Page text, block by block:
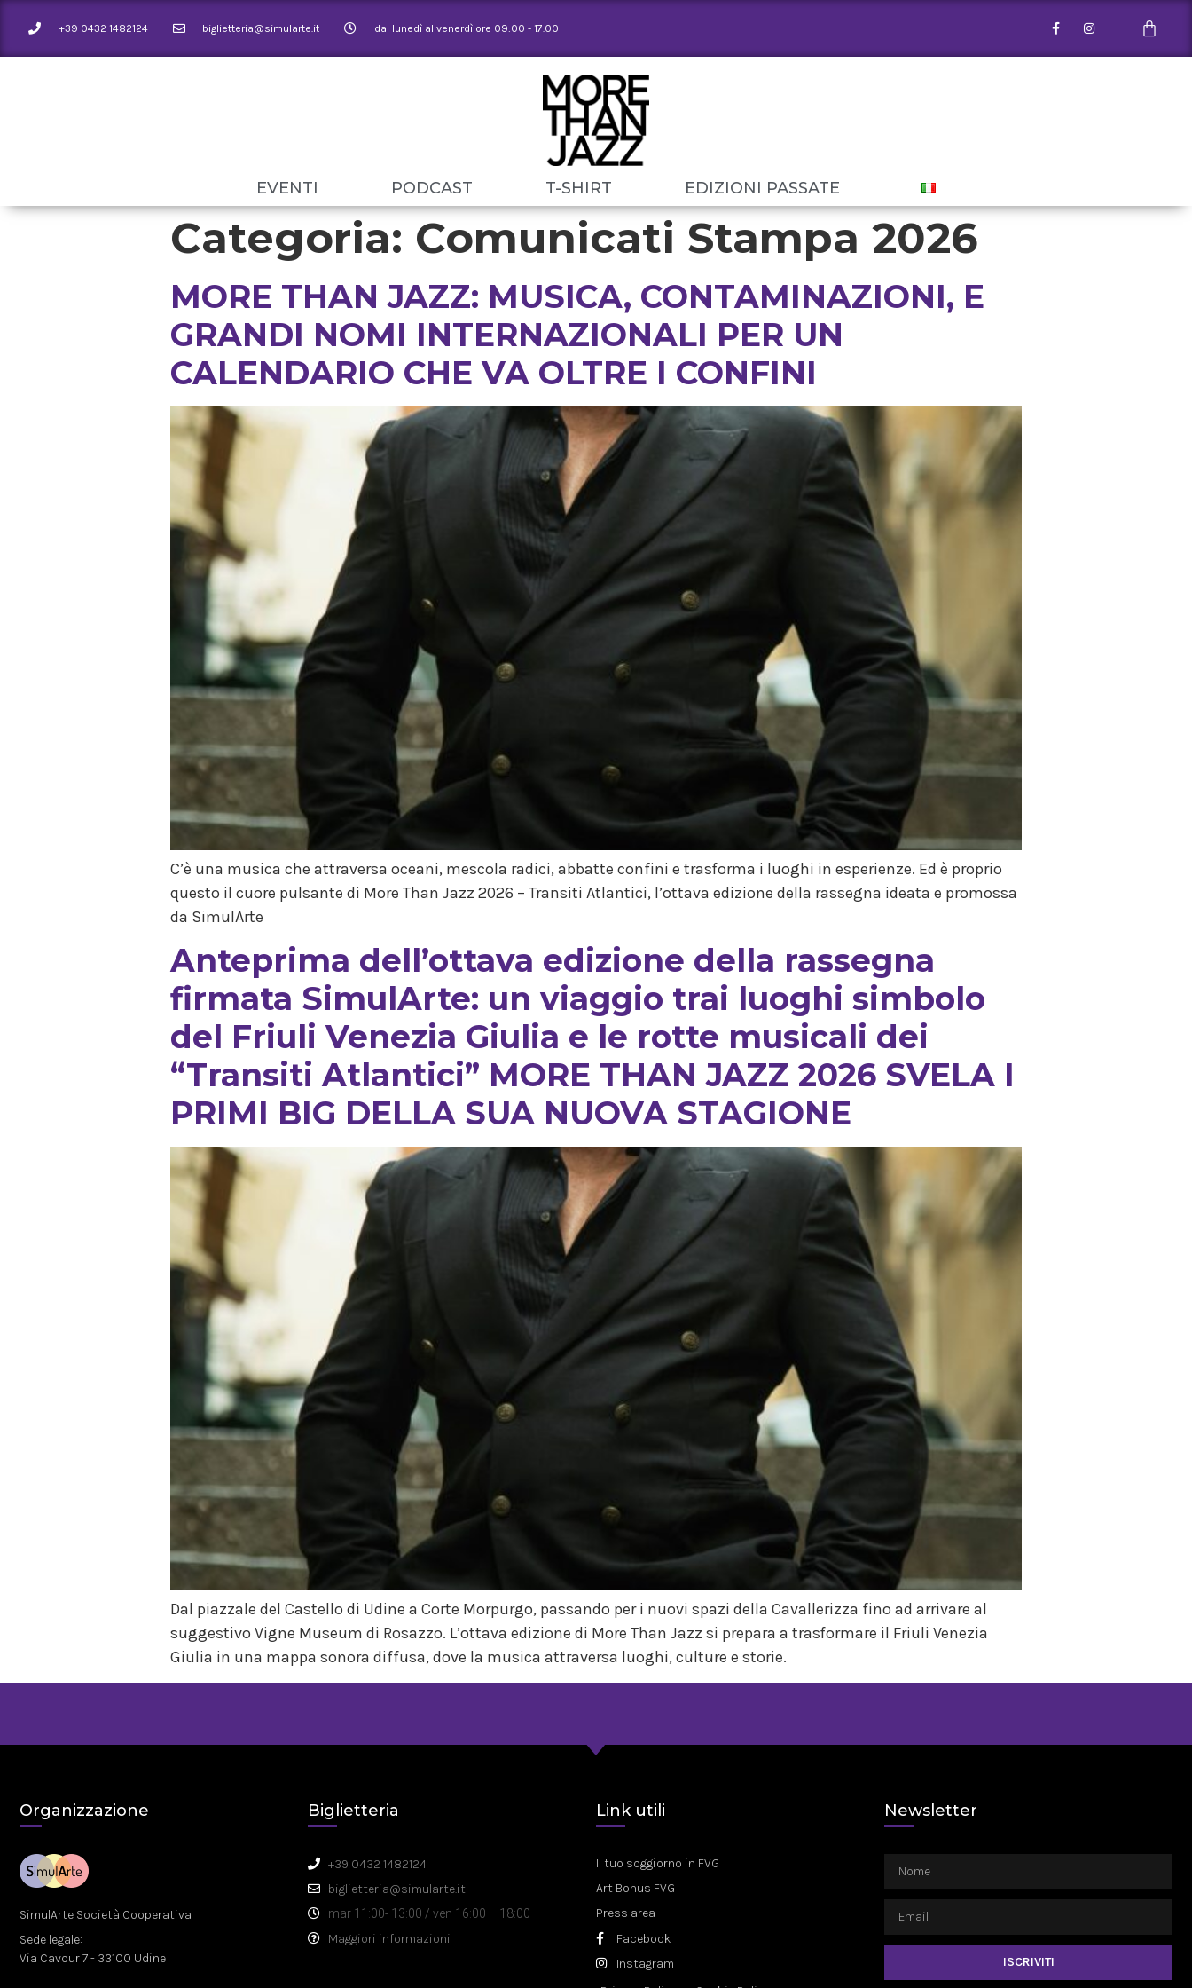
+39 0432 1482124 biglietteria@simularte.it dal lunedì al venerdì ore 09:00 - 17.00
EVENTI PODCAST T-SHIRT EDIZIONI PASSATE
Categoria: Comunicati Stampa 2026
MORE THAN JAZZ: MUSICA, CONTAMINAZIONI, E
GRANDI NOMI INTERNAZIONALI PER UN
CALENDARIO CHE VA OLTRE I CONFINI
C’è una musica che attraversa oceani, mescola radici, abbatte confini e trasforma i luoghi in esperienze. Ed è proprio
questo il cuore pulsante di More Than Jazz 2026 – Transiti Atlantici, l’ottava edizione della rassegna ideata e promossa
da SimulArte
Anteprima dell’ottava edizione della rassegna
firmata SimulArte: un viaggio trai luoghi simbolo
del Friuli Venezia Giulia e le rotte musicali dei
“Transiti Atlantici” MORE THAN JAZZ 2026 SVELA I
PRIMI BIG DELLA SUA NUOVA STAGIONE
Dal piazzale del Castello di Udine a Corte Morpurgo, passando per i nuovi spazi della Cavallerizza fino ad arrivare al
suggestivo Vigne Museum di Rosazzo. L’ottava edizione di More Than Jazz si prepara a trasformare il Friuli Venezia
Giulia in una mappa sonora diffusa, dove la musica attraversa luoghi, culture e storie.
Organizzazione
SimulArte Società Cooperativa
Sede legale:
Via Cavour 7 - 33100 Udine
Biglietteria
+39 0432 1482124
biglietteria@simularte.it
mar 11:00- 13:00 / ven 16:00 – 18:00
Maggiori informazioni
Link utili
Il tuo soggiorno in FVG
Art Bonus FVG
Press area
Facebook
Instagram
Newsletter
ISCRIVITI